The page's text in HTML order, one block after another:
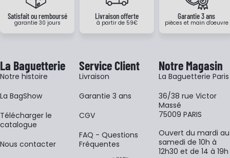
Satisfait ou remboursé
garantie 30 jours
Livraison offerte
à partir de 59€
Garantie 3 ans
pièces et main d'oeuvre
La Baguetterie
Notre histoire
La BagShow
​Télécharger le
catalogue
Nous contacter
Service Client
Livraison
Garantie 3 ans
CGV
FAQ - Questions
Fréquentes
Notre Magasin
La Baguetterie Paris
36/38 rue Victor
Massé
75009 PARIS
Ouvert du mardi au
samedi de 10h à
12h30 et de 14 à 19h